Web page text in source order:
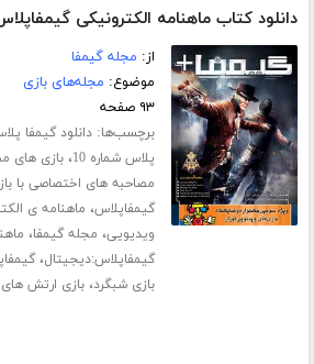
دانلود کتاب ماهنامه الکترونیکی
از: مجله گیمفا
موضوع: مجله‌های بازی
۹۳ صفحه
برچسب‌ها:دانلود گیمفا
پلاس شماره 10
،بازی های
مصاحبه های اختصاصی با
گیمفاپلاس، ماهنامه ی
ویدیویی، مجله گیمفا،
گیمفاپلاس:دیجیتال،
بازی شبگرد،بازی ارتش های